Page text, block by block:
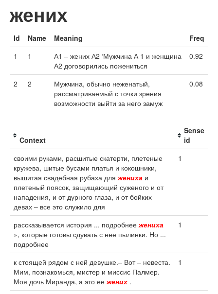
жених
Id Name Meaning
Freq
1
1
А1 – жених А2 ‘Мужчина А 1 и женщина
А2 договорились пожениться
0.92
2 2
Мужчина, обычно неженатый,
рассматриваемый с точки зрения
возможности выйти за него замуж
0.08
Context
Sense
id
своими руками, расшитые скатерти, плетеные
кружева, шитые бусами платья и кокошники,
вышитая свадебная рубаха дляжениха и
плетеный поясок, защищающий суженого и от
нападения, и от дурного глаза, и от бойких
девах – все это служило для
1
рассказывается история ... подробнеежениха
», которые готовы сдувать с нее пылинки. Но ...
подробнее
1
к стоящей рядом с ней девушке.– Вот – невеста.
Мим, познакомься, мистер и миссис Палмер.
Моя дочь Миранда, а это еежених .
1